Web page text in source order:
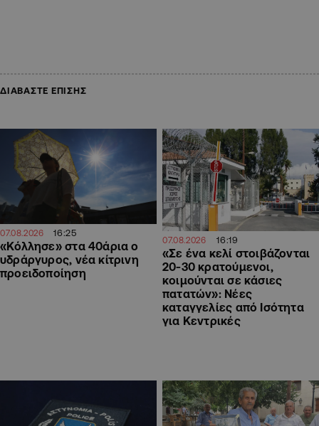
ΔΙΑΒΑΣΤΕ ΕΠΙΣΗΣ
07.08.2026 16:25
«Κόλλησε» στα 40άρια ο
υδράργυρος, νέα κίτρινη
προειδοποίηση
07.08.2026 16:19
«Σε ένα κελί στοιβάζονται
20-30 κρατούμενοι,
κοιμούνται σε κάσιες
πατατών»: Νέες
καταγγελίες από Ισότητα
για Κεντρικές